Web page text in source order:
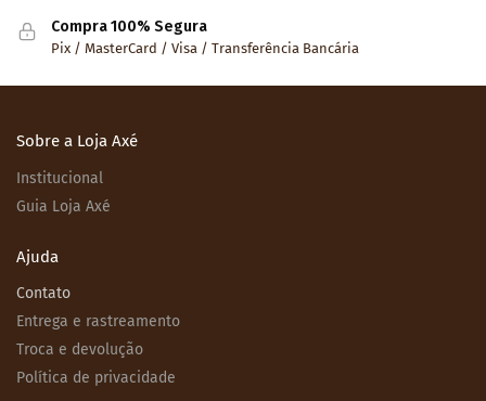
Compra 100% Segura
Pix / MasterCard / Visa / Transferência Bancária
Sobre a Loja Axé
Institucional
Guia Loja Axé
Ajuda
Contato
Entrega e rastreamento
Troca e devolução
Política de privacidade